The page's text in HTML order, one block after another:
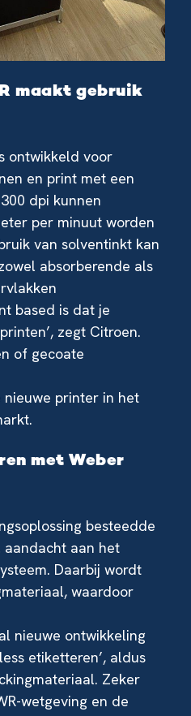
maakt gebruik
ontwikkeld voor
en print met een
dpi kunnen
per minuut worden
van solventinkt kan
absorberende als
based is dat je
zegt Citroen.
of gecoate
nieuwe printer in het
met Weber
besteedde
aan het
Daarbij wordt
waardoor
nieuwe ontwikkeling
etiketteren’, aldus
Zeker
wetgeving en de